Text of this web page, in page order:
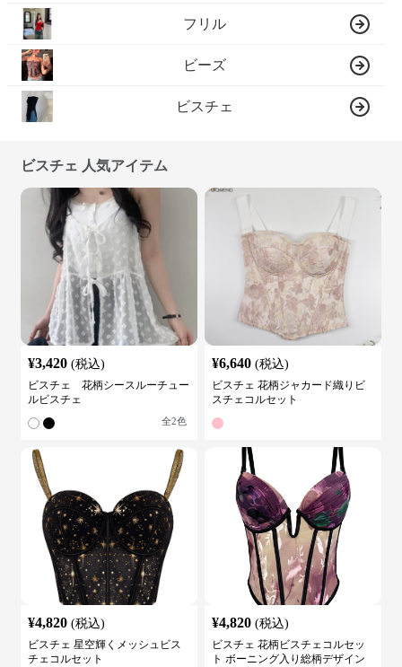
フリル
ビーズ
ビスチェ
ビスチェ 人気アイテム
¥3,420 (税込)
ビスチェ 花柄シースルーチュー
ルビスチェ
全2色
¥6,640 (税込)
ビスチェ 花柄ジャカード織りビ
スチェコルセット
¥4,820 (税込)
ビスチェ 星空輝くメッシュビス
チェコルセット
¥4,820 (税込)
ビスチェ 花柄ビスチェコルセッ
ト ボーニング入り総柄デザイン